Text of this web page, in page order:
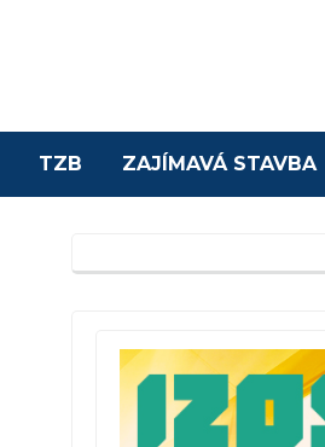
TZB ZAJÍMAVÁ STAVBA